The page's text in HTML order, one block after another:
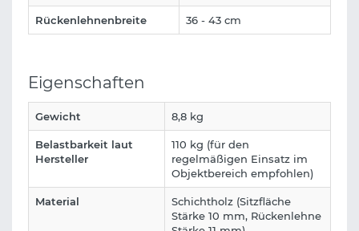
Rückenlehnenbreite 36 - 43 cm
Eigenschaften
Gewicht 8,8 kg
Belastbarkeit laut
Hersteller
110 kg (für den
regelmäßigen Einsatz im
Objektbereich empfohlen)
Material
Schichtholz (Sitzfläche
Stärke 10 mm, Rückenlehne